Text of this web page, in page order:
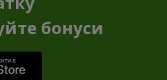
бонуси